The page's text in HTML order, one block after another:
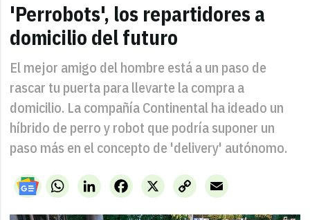
'Perrobots', los repartidores a
domicilio del futuro
El mejor amigo del hombre está a un paso de
rascar tu puerta para llevarte la compra a
domicilio. La compañía Continental ha ideado un
híbrido de perro y robot que podría suponer un
paso más en el concepto de 'delivery' autónomo.
WhatsAppLinkedIn X
Facebook
Copy
Link
Email